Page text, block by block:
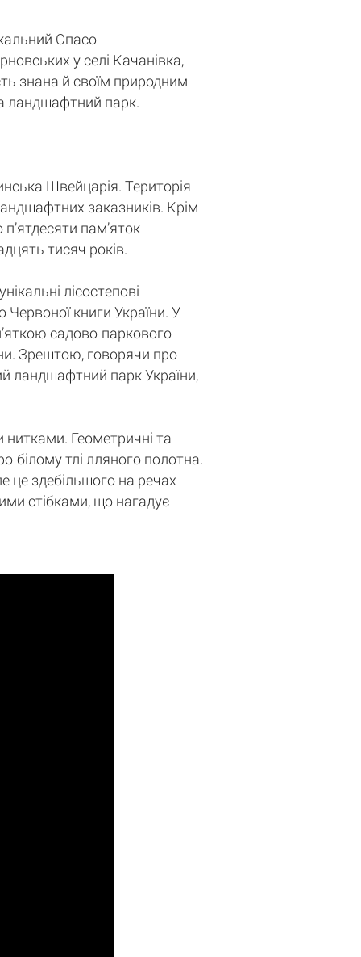
Спасо-
у селі Качанівка,
знана й своїм природним
ландшафтний парк.
Швейцарія. Територія
заказників. Крім
пам’яток
тисяч років.
лісостепові
Червоної книги України. У
садово-паркового
Зрештою, говорячи про
ландшафтний парк України,
Геометричні та
білому тлі лляного полотна.
це здебільшого на речах
стібками, що нагадує